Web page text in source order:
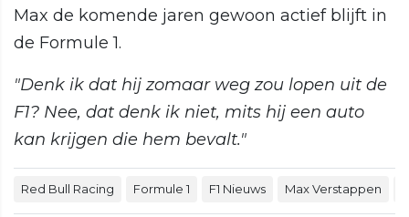
Max de komende jaren gewoon actief blijft in
de Formule 1.
"Denk ik dat hij zomaar weg zou lopen uit de
F1? Nee, dat denk ik niet, mits hij een auto
kan krijgen die hem bevalt."
Red Bull Racing Formule 1 F1 Nieuws Max Verstappen